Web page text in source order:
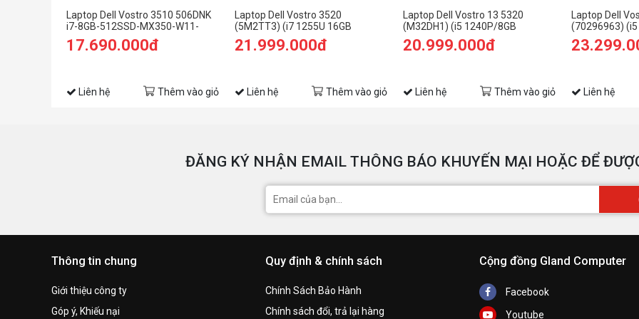
Laptop Dell Vostro 3510 506DNK
i7-8GB-512SSD-MX350-W11-
OFF21
17.690.000đ
Liên hệ Thêm vào giỏ
Laptop Dell Vostro 3520
(5M2TT3) (i7 1255U 16GB
RAM/512GB SSD/15.6 inch
FHD/Win11/OfficeHS21/Xám)
21.999.000đ
Liên hệ Thêm vào giỏ
Laptop Dell Vostro 13 5320
(M32DH1) (i5 1240P/8GB
RAM/256GB SSD/13.3 inch FHD+/
Win11/Office HS21/Xám)
20.999.000đ
Liên hệ Thêm vào giỏ
Laptop Dell
(70296963) (i5
SSD/MX570
2GB/
Liên hệ
ĐĂNG KÝ NHẬN EMAIL THÔNG BÁO KHUYẾN MẠI HOẶC ĐỂ
Thông tin chung
Giới thiệu công ty
Góp ý, Khiếu nại
Quy định & chính sách
Chính Sách Bảo Hành
Chính sách đổi, trả lại hàng
Cộng đồng Gland Computer
Facebook
Youtube